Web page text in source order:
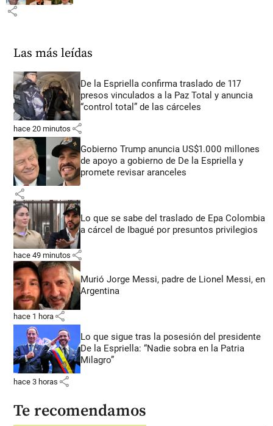
share
Las más leídas
De la Espriella confirma traslado de 117
presos vinculados a la Paz Total y anuncia
“control total” de las cárceles
hace 20 minutos share
Gobierno Trump anuncia US$1.000 millones
de apoyo a gobierno de De la Espriella y
promete revisar aranceles
share
Lo que se sabe del traslado de Epa Colombia
a cárcel de Ibagué por presuntos privilegios
hace 49 minutos share
Murió Jorge Messi, padre de Lionel Messi, en
Argentina
hace 1 hora share
Lo que sigue tras la posesión del presidente
De la Espriella: “Nadie sobra en la Patria
Milagro”
hace 3 horas share
Te recomendamos